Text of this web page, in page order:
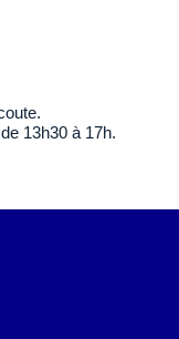
13h30 à 17h.